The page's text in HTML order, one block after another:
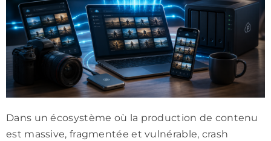
Dans un écosystème où la production de contenu
est massive, fragmentée et vulnérable, crash